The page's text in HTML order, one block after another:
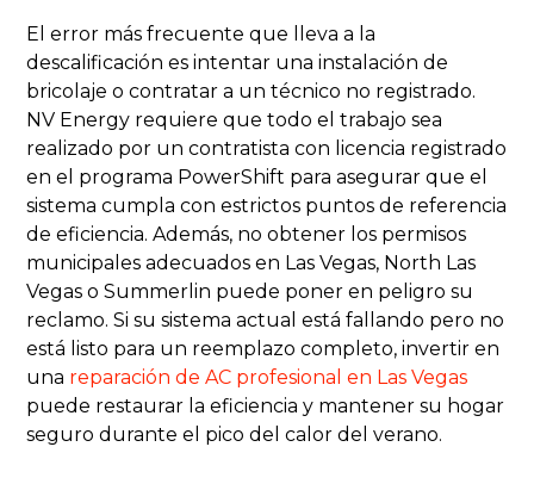
El error más frecuente que lleva a la
descalificación es intentar una instalación de
bricolaje o contratar a un técnico no registrado.
NV Energy requiere que todo el trabajo sea
realizado por un contratista con licencia registrado
en el programa PowerShift para asegurar que el
sistema cumpla con estrictos puntos de referencia
de eficiencia. Además, no obtener los permisos
municipales adecuados en Las Vegas, North Las
Vegas o Summerlin puede poner en peligro su
reclamo. Si su sistema actual está fallando pero no
está listo para un reemplazo completo, invertir en
una reparación de AC profesional en Las Vegas
puede restaurar la eficiencia y mantener su hogar
seguro durante el pico del calor del verano.